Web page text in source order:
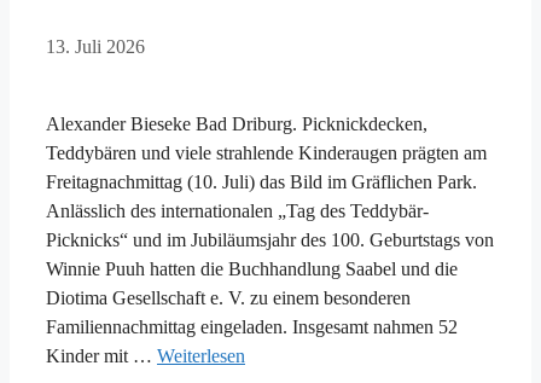
13. Juli 2026
Alexander Bieseke Bad Driburg. Picknickdecken,
Teddybären und viele strahlende Kinderaugen prägten am
Freitagnachmittag (10. Juli) das Bild im Gräflichen Park.
Anlässlich des internationalen „Tag des Teddybär-
Picknicks“ und im Jubiläumsjahr des 100. Geburtstags von
Winnie Puuh hatten die Buchhandlung Saabel und die
Diotima Gesellschaft e. V. zu einem besonderen
Familiennachmittag eingeladen. Insgesamt nahmen 52
Kinder mit … Weiterlesen